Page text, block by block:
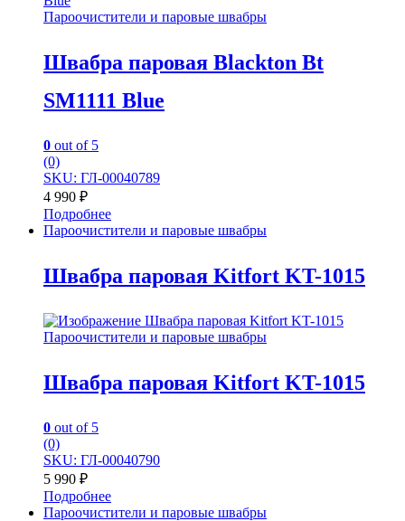
Пароочистители и паровые швабры
Швабра паровая Blackton Bt
SM1111 Blue
0 out of 5
(0)
SKU: ГЛ-00040789
4 990 ₽
Подробнее
Пароочистители и паровые швабры
Швабра паровая Kitfort KT-1015
Пароочистители и паровые швабры
Швабра паровая Kitfort KT-1015
0 out of 5
(0)
SKU: ГЛ-00040790
5 990 ₽
Подробнее
Пароочистители и паровые швабры